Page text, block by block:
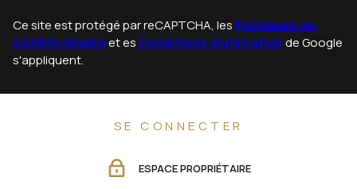
Ce site est protégé par reCAPTCHA, les Politiques de
Confidentialitéet es Conditions d'utilisationde Google
s'appliquent.
SE CONNECTER
ESPACE PROPRIÉTAIRE